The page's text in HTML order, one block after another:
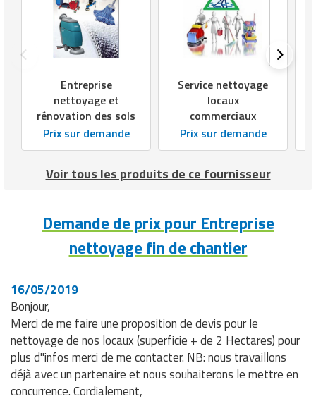
Entreprise
nettoyage et
rénovation des sols
Prix sur demande
Service nettoyage
locaux
commerciaux
Prix sur demande
Voir tous les produits de ce fournisseur
Demande de prix pour Entreprise
nettoyage fin de chantier
16/05/2019
Bonjour,
Merci de me faire une proposition de devis pour le
nettoyage de nos locaux (superficie + de 2 Hectares) pour
plus d"infos merci de me contacter. NB: nous travaillons
déjà avec un partenaire et nous souhaiterons le mettre en
concurrence. Cordialement,